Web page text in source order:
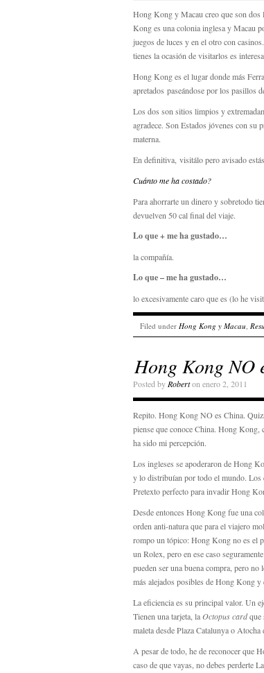
Hong Kong y Macau creo que son
Kong es una colonia inglesa y Macau
juegos de luces y en el otro con
tienes la ocasión de visitarlos es
Hong Kong es el lugar donde más
apretados paseándose por los pasillos
Los dos son sitios limpios y
agradece. Son Estados jóvenes con su
materna.
En definitiva, visitálo pero avisado
Cuánto me ha costado?
Para ahorrarte un dinero y sobretodo
devuelven 50 cal final del viaje.
Lo que + me ha gustado…
la compañía.
Lo que – me ha gustado…
lo excesivamente caro que es (lo he
Filed under Hong Kong y Macau,
Hong Kong NO
Posted by Roberton enero 2, 2011
Repito. Hong Kong NO es China.
piense que conoce China. Hong Kong,
ha sido mi percepción.
Los ingleses se apoderaron de Hong
y lo distribuían por todo el mundo. Los
Pretexto perfecto para invadir Hong
Desde entonces Hong Kong fue una
orden anti-natura que para el viajero
rompo un tópico: Hong Kong no es el
un Rolex, pero en ese caso
pueden ser una buena compra, pero
más alejados posibles de Hong Kong
La eficiencia es su principal valor. Un
Tienen una tarjeta, laOctopus cardque
maleta desde Plaza Catalunya o
A pesar de todo, he de reconocer que
caso de que vayas, no debes perderte